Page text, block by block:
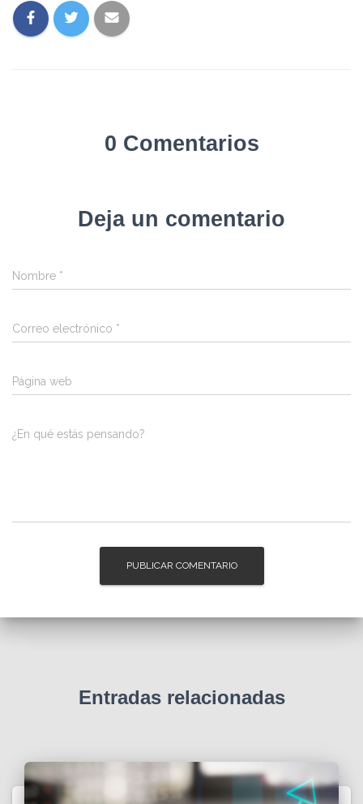
0 Comentarios
Deja un comentario
Nombre *
Correo electrónico *
Página web
¿En qué estás pensando?
Entradas relacionadas